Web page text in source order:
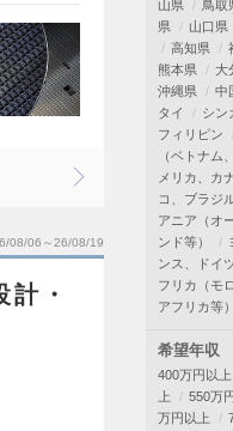
08/06～26/08/19
・
山県
鳥取
県
山口県
高知県
熊本県
大
沖縄県
中
タイ
シン
フィリピン
（ベトナム
メリカ、カ
コ、ブラジ
アニア（オ
ンド等）
ンス、ドイ
フリカ（モ
アフリカ等）
希望年収
400万円以上
上
550万
万円以上